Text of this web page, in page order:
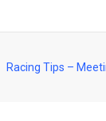
Racing Tips –